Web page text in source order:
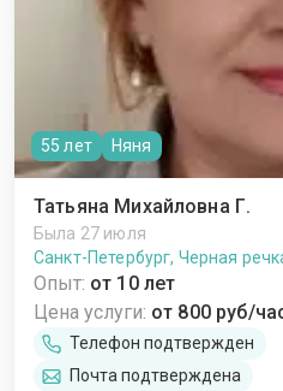
55 лет Няня
Татьяна Михайловна Г.
Была 27 июля
Санкт-Петербург, Черная
Опыт: от 10 лет
Цена услуги: от 800 руб/
Телефон подтвержден
Почта подтверждена